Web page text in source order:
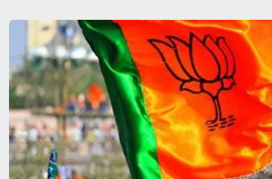
তোলাবাজিতে নাজেহাল, বঙ্গ বিজেপির